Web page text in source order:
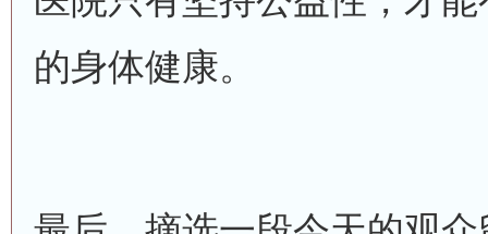
的身体健康。